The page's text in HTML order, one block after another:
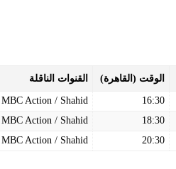
الوقت (القاهرة) القنوات الناقلة
16:30
MBC Action / Shahid
18:30
MBC Action / Shahid
20:30
MBC Action / Shahid